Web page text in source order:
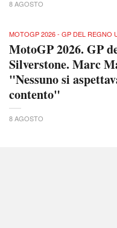
8 AGOSTO
MOTOGP 2026 - GP DEL REGNO
MotoGP 2026. GP
Silverstone. Marc
"Nessuno si
contento"
8 AGOSTO